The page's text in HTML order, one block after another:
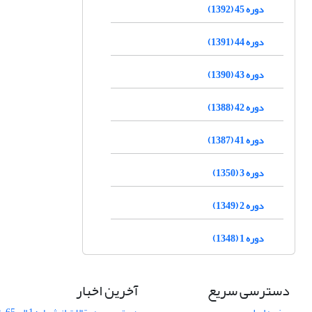
دوره 45 (1392)
دوره 44 (1391)
دوره 43 (1390)
دوره 42 (1388)
دوره 41 (1387)
دوره 3 (1350)
دوره 2 (1349)
دوره 1 (1348)
دسترسی سریع آخرین اخبار